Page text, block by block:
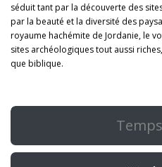
séduit tant par la découverte des
par la beauté et la diversité des
royaume hachémite de Jordanie, le
sites archéologiques tout aussi
que biblique.